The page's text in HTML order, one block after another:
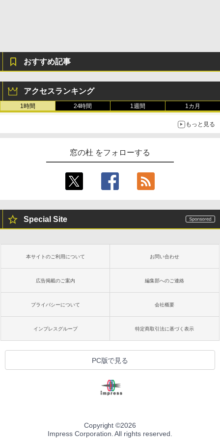
おすすめ記事
アクセスランキング
1時間 24時間 1週間 1カ月
もっと見る
窓の杜 をフォローする
Special Site
本サイトのご利用について お問い合わせ
広告掲載のご案内 編集部へのご連絡
プライバシーについて 会社概要
インプレスグループ 特定商取引法に基づく表示
PC版で見る
Copyright ©2026
Impress Corporation. All rights reserved.